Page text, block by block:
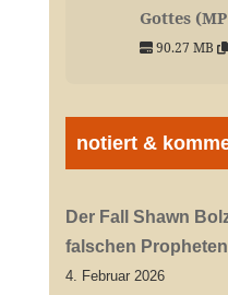
Gottes
90.27 MB
notiert &
Der Fall Shawn
falschen
4. Februar 2026